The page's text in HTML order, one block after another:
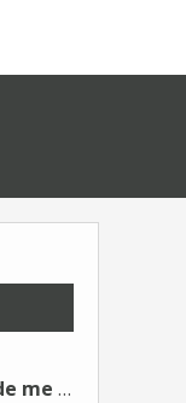
"À genoux en enfer, j'ai oublié de me taire"